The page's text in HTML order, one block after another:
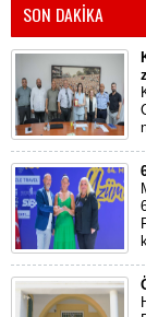
SON DAKİKA